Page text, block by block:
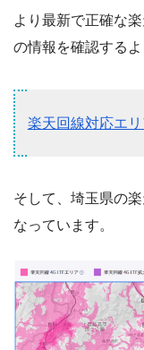
より最新で正確な
の情報を確認するよ
楽天回線対応エリ
そして、埼玉県の
なっています。